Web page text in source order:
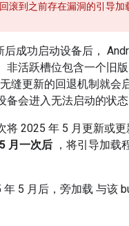
滚到之前存在漏洞的引导
成功启动设备后，
非活跃槽位包含一个旧
缝更新的回退机制就
会进入无法启动的状态
将 2025 年 5 月更新或
月一次后 ，将引导加载
5 月后，旁加载 与该